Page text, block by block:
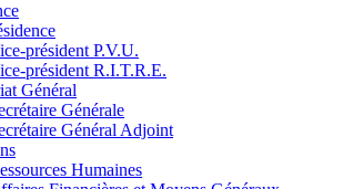
président P.V.U.
président R.I.T.R.E.
Général
Générale
Général Adjoint
Humaines